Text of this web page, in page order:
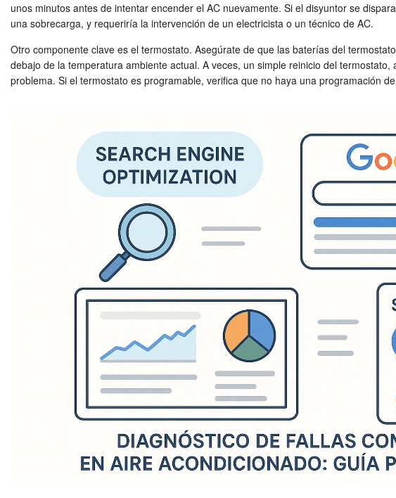
unos minutos antes de intentar encender el AC nuevamente. Si el disyuntor se
una sobrecarga, y requeriría la intervención de un electricista o un técnico de AC.
Otro componente clave es el termostato. Asegúrate de que las baterías del
debajo de la temperatura ambiente actual. A veces, un simple reinicio del
problema. Si el termostato es programable, verifica que no haya una programación